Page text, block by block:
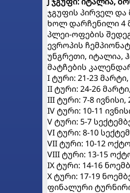
ჯგუფის პირველ და
ხოლ დარჩენილი 4
პლეი-ოფების
ევროპის
უნგრეთი, იტალია,
მატჩების
I ტური: 21-23 მარტი,
II ტური: 24-26
III ტური: 7-8 ივნისი,
IV ტური: 10-11
V ტური: 5-7
VI ტური: 8-10
VII ტური: 10-12
VIII ტური: 13-15
IX ტური: 14-16
X ტური: 17-19
ფინალური